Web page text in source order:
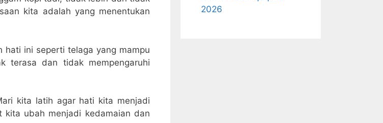
kita adalah yang menentukan
ini seperti telaga yang mampu
terasa dan tidak mempengaruhi
kita latih agar hati kita menjadi
kita ubah menjadi kedamaian dan
2026